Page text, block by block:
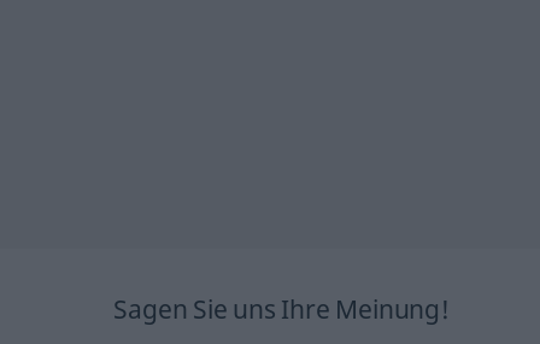
Sagen Sie uns Ihre Meinung!